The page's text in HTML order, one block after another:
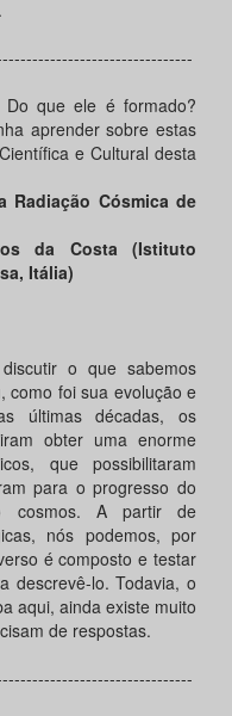
que ele é formado?
aprender sobre estas
e Cultural desta
Radiação Cósmica de
da Costa (Istituto
Itália)
o que sabemos
como foi sua evolução e
últimas décadas, os
obter uma enorme
que possibilitaram
para o progresso do
cosmos. A partir de
nós podemos, por
é composto e testar
descrevê-lo. Todavia, o
aqui, ainda existe muito
de respostas.